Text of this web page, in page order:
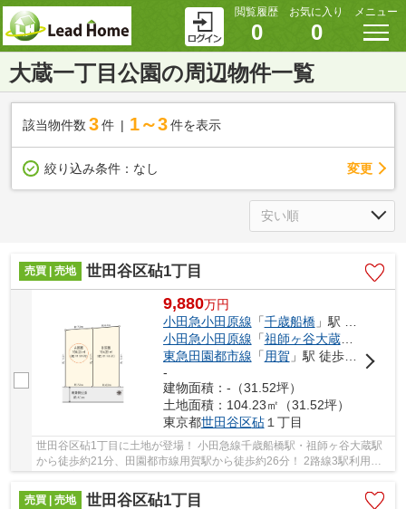
閲覧履歴
0
お気に入り
0
メニュー
大蔵一丁目公園の周辺物件一覧
該当物件数 3件 1～3 件を表示
絞り込み条件： なし 変更
売買 | 売地 世田谷区砧1丁目
9,880万円
小田急小田原線 「千歳船橋」駅 徒歩21分
小田急小田原線 「祖師ヶ谷大蔵」駅 徒歩
東急田園都市線 「用賀 」駅 徒歩26分
-
建物面積：-（31.52坪）
土地面積：104.23㎡（31.52坪）
東京都世田谷区砧１丁目
世田谷区砧1丁目に土地が登場！ 小田急線千歳船橋駅・祖師ヶ谷大蔵駅
から徒歩約21分、田園都市線用賀駅から徒歩約26分！ 2路線3駅利用可
売買 | 売地
世田谷区砧1丁目